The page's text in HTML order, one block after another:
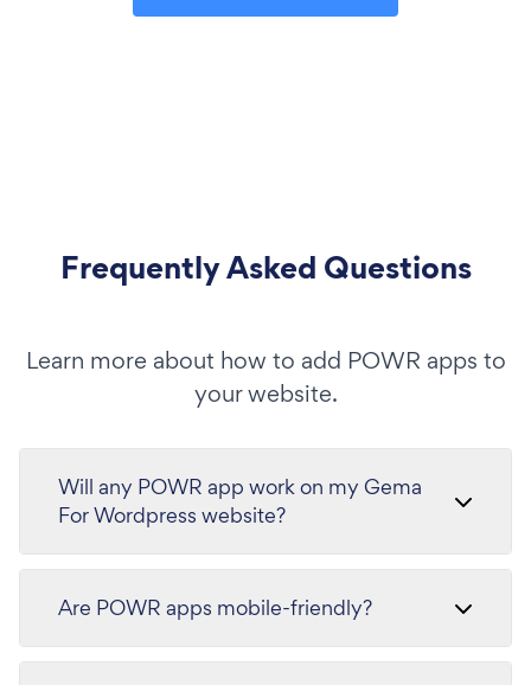
Frequently Asked Questions
Learn more about how to add POWR apps to
your website.
Will any POWR app work on my Gema
For Wordpress website?
Are POWR apps mobile-friendly?